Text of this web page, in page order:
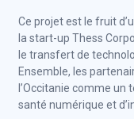
Ce projet est le fruit
la start-up Thess
le transfert de
Ensemble, les
l’Occitanie comme
santé numérique et